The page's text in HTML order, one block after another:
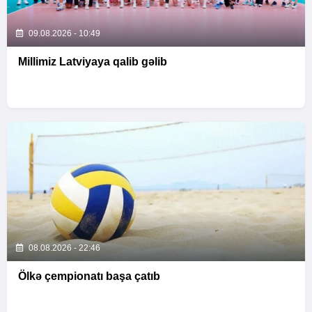
09.08.2026 - 10:49
Millimiz Latviyaya qalib gəlib
08.08.2026 - 22:46
Ölkə çempionatı başa çatıb